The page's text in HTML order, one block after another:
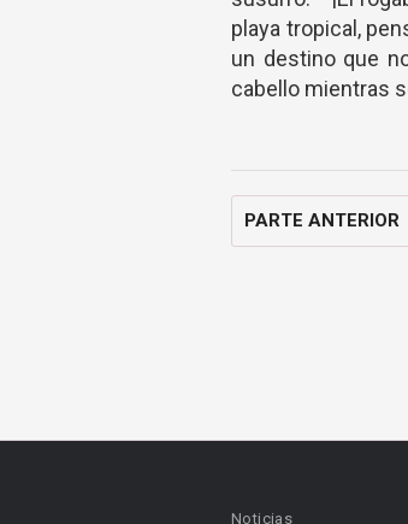
playa tropical,
un destino que
cabello mientras
PARTE ANTERIOR
Noticias